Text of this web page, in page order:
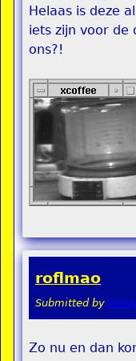
Helaas is deze
iets zijn voor de
ons?!
roflmao
Submitted by
Zo nu en dan